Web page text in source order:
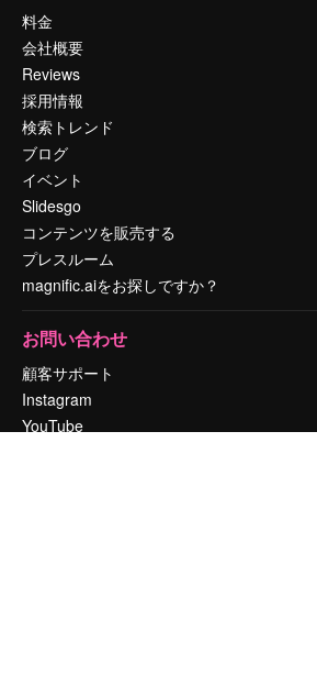
料金
会社概要
Reviews
採用情報
検索トレンド
ブログ
イベント
Slidesgo
コンテンツを販売する
プレスルーム
magnific.aiをお探しですか？
お問い合わせ
顧客サポート
Instagram
YouTube